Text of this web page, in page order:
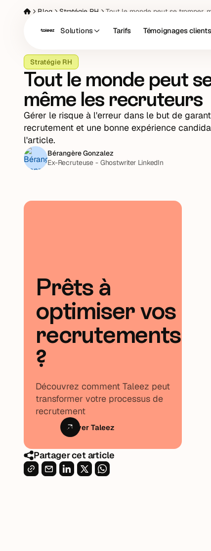
Solutions Tarifs Témoignages clients
Blog Stratégie RH Tout le monde peut se tromper,
Stratégie RH
Tout le monde peut
même les recruteurs
Gérer le risque à l'erreur dans le but de
recrutement et une bonne expérience
l'article.
Bérangère Gonzalez
Ex-Recruteuse - Ghostwriter LinkedIn
Prêts à
optimiser vos
recrutements
?
Découvrez comment Taleez peut
transformer votre processus de
recrutement
Essayer Taleez
Partager cet article